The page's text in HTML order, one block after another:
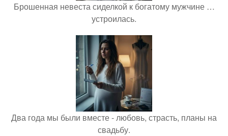
Брошенная невеста сиделкой к богатому мужчине …
устроилась.
Два года мы были вместе - любовь, страсть, планы на
свадьбу.